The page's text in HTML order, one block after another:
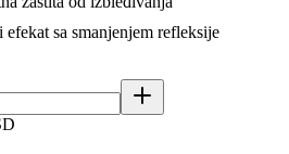
efekat sa smanjenjem refleksije